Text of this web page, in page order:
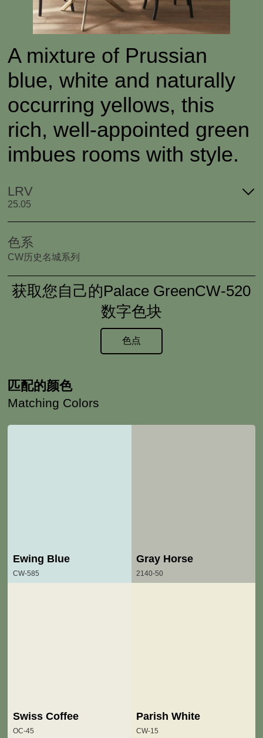
A mixture of Prussian
blue, white and naturally
occurring yellows, this
rich, well-appointed green
imbues rooms with style.
LRV
25.05
色系
CW历史名城系列
获取您自己的Palace GreenCW-520
数字色块
色点
匹配的颜色
Matching Colors
Ewing Blue
CW-585
Gray Horse
2140-50
Swiss Coffee
OC-45
Parish White
CW-15